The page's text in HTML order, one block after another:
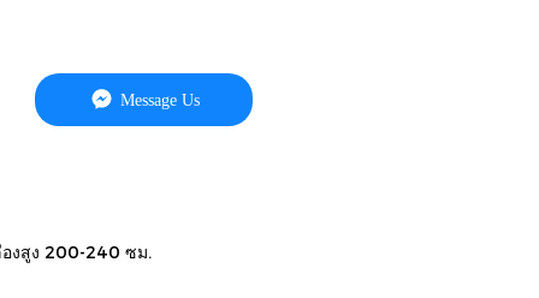
Message Us
องสูง 200-240 ซม.